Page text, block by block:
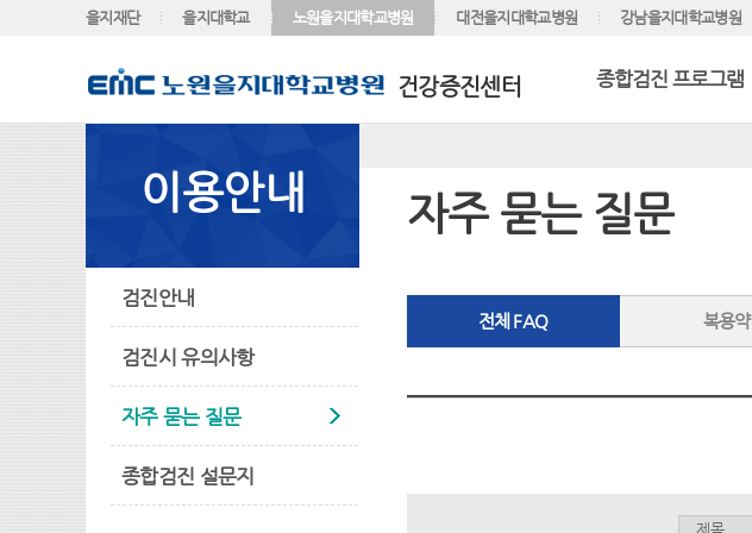
을지재단 을지대학교 노원을지대학교병원 대전을지대학교병원 강남을지대학교병원
건강증진센터 종합검진 프로그램
이용안내
검진안내
검진시 유의사항
자주 묻는 질문
종합검진 설문지
자주 묻는 질문
전체 FAQ 복용약